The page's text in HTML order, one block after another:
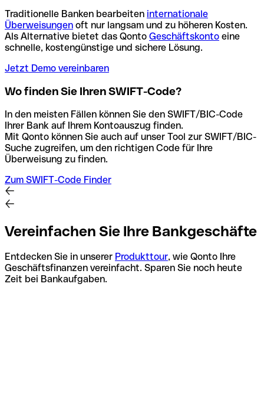
Traditionelle Banken bearbeiten internationale
Überweisungen oft nur langsam und zu höheren Kosten.
Als Alternative bietet das Qonto Geschäftskonto eine
schnelle, kostengünstige und sichere Lösung.
Jetzt Demo vereinbaren
Wo finden Sie Ihren SWIFT-Code?
In den meisten Fällen können Sie den SWIFT/BIC-Code
Ihrer Bank auf Ihrem Kontoauszug finden.
Mit Qonto können Sie auch auf unser Tool zur SWIFT/BIC-
Suche zugreifen, um den richtigen Code für Ihre
Überweisung zu finden.
Zum SWIFT-Code Finder
Vereinfachen Sie Ihre Bankgeschäfte
Entdecken Sie in unserer Produkttour, wie Qonto Ihre
Geschäftsfinanzen vereinfacht. Sparen Sie noch heute
Zeit bei Bankaufgaben.